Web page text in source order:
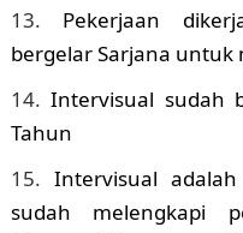
Pekerjaan
bergelar Sarjana untuk
Intervisual sudah
Tahun
Intervisual
sudah melengkapi